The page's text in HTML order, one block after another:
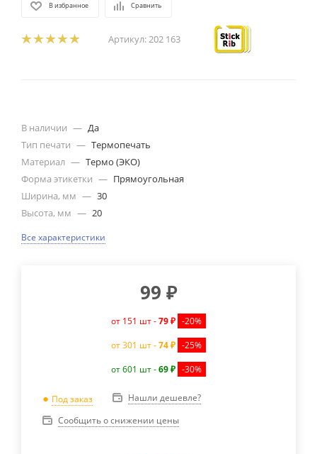
В избранное Сравнить
Артикул:202 163
В наличии — Да
Тип печати — Термопечать
Материал — Термо (ЭКО)
Форма этикетки — Прямоугольная
Ширина, мм — 30
Высота, мм — 20
Все характеристики
99 ₽
от 151 шт -79 ₽ -20%
от 301 шт -74 ₽ -25%
от 601 шт -69 ₽ -30%
Под заказ
Нашли дешевле?
Сообщить о снижении цены